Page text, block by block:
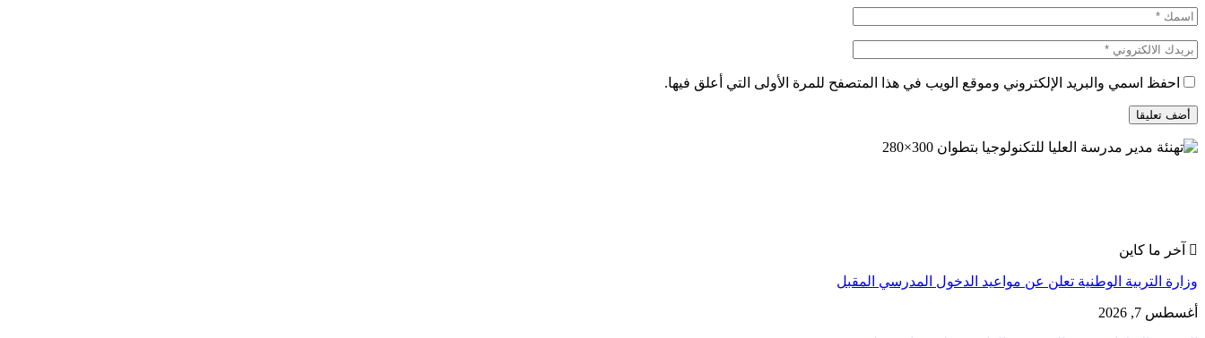
احفظ اسمي والبريد الإلكتروني وموقع الويب في هذا المتصفح للمرة الأولى التي أعلق فيها.
آخر ما كاين
وزارة التربية الوطنية تعلن عن مواعيد الدخول المدرسي المقبل
أغسطس 7, 2026